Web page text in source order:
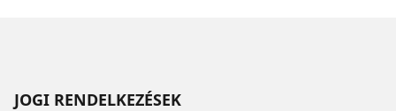
JOGI RENDELKEZÉSEK